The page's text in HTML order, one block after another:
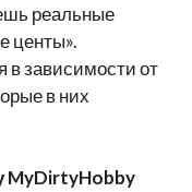
реальные
центы».
в зависимости от
в них
MyDirtyHobby